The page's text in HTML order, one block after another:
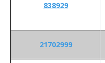
838929
21702999